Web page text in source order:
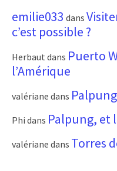
emilie033 dans
c’est possible ?
Herbaut dans Puerto
l’Amérique
valériane dans
Phi dans Palpung, et
valériane dans Torres